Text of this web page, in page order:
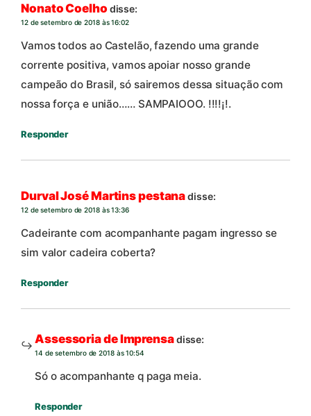
Nonato Coelho disse:
12 de setembro de 2018 às 16:02
Vamos todos ao Castelão, fazendo uma grande
corrente positiva, vamos apoiar nosso grande
campeão do Brasil, só sairemos dessa situação com
nossa força e união…… SAMPAIOOO. !!!!¡!.
Responder
Durval José Martins pestanadisse:
12 de setembro de 2018 às 13:36
Cadeirante com acompanhante pagam ingresso se
sim valor cadeira coberta?
Responder
Assessoria de Imprensadisse:
14 de setembro de 2018 às 10:54
Só o acompanhante q paga meia.
Responder